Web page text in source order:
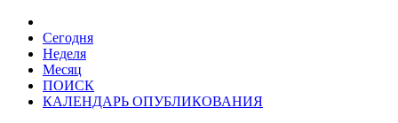
Сегодня
Неделя
Месяц
ПОИСК
КАЛЕНДАРЬ ОПУБЛИКОВАНИЯ